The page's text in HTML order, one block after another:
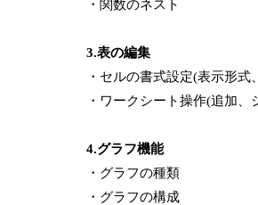
・関数のネスト
3.表の編集
・セルの書式設定(表示形式
・ワークシート操作(追加、
4.グラフ機能
・グラフの種類
・グラフの構成